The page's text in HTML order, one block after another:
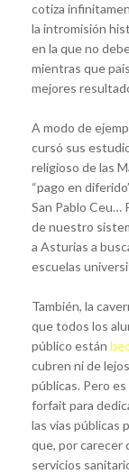
cotiza
la intromisión
en la que no
mientras que
mejores
A modo de
cursó sus
religioso de las
“pago en
San Pablo Ceu…
de nuestro
a Asturias a
escuelas
También, la
que todos los
público están
cubren ni de
públicas. Pero
forfait para
las vías públicas
que, por carecer
servicios